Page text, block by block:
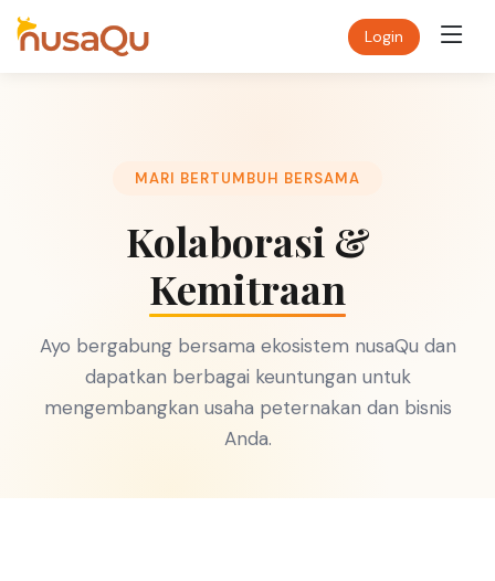
Login
MARI BERTUMBUH BERSAMA
Kolaborasi &
Kemitraan
Ayo bergabung bersama ekosistem nusaQu dan
dapatkan berbagai keuntungan untuk
mengembangkan usaha peternakan dan bisnis
Anda.